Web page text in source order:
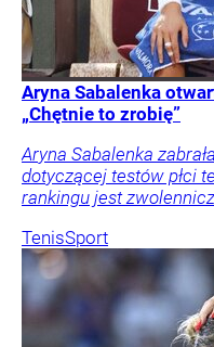
Aryna Sabalenka
„Chętnie to zrobię”
Aryna Sabalenka
dotyczącej testów płci
rankingu jest
TenisSport